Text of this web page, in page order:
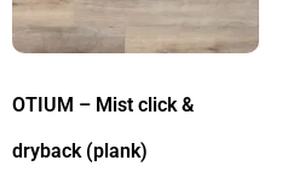
OTIUM – Mist click &
dryback (plank)